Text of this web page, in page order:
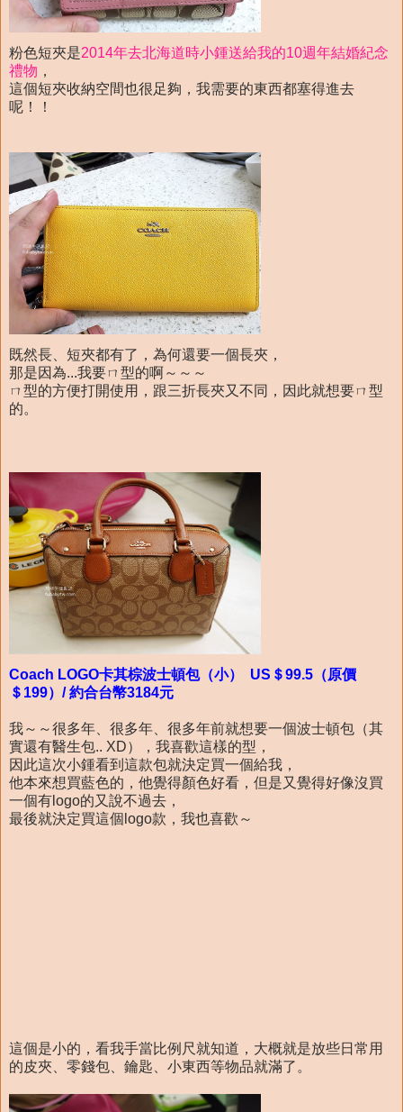
粉色短夾是2014年去北海道時小鍾送給我的10週年結婚紀念
禮物 ，
這個短夾收納空間也很足夠，我需要的東西都塞得進去
呢！！
既然長、短夾都有了，為何還要一個長夾，
那是因為...我要ㄇ型的啊～～～
ㄇ型的方便打開使用，跟三折長夾又不同，因此就想要ㄇ型
的。
Coach LOGO卡其棕波士頓包（小） US＄99.5（原價
＄199）/ 約合台幣3184元
我～～很多年、很多年、很多年前就想要一個波士頓包（其
實還有醫生包.. XD），我喜歡這樣的型，
因此這次小鍾看到這款包就決定買一個給我，
他本來想買藍色的，他覺得顏色好看，但是又覺得好像沒買
一個有logo的又說不過去，
最後就決定買這個logo款，我也喜歡～
這個是小的，看我手當比例尺就知道，大概就是放些日常用
的皮夾、零錢包、鑰匙、小東西等物品就滿了。